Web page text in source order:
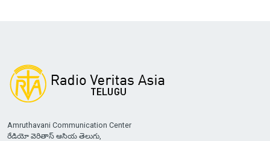
Amruthavani Communication Center
రేడియో వెరితాస్ ఆసియ తెలుగు,